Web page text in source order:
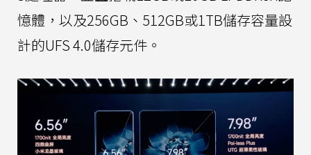
憶體，以及256GB、512GB或1TB儲存容量設
計的UFS 4.0儲存元件。